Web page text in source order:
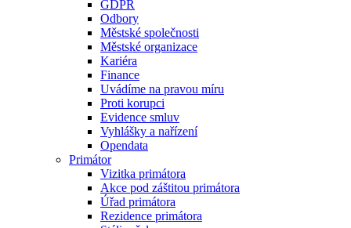
GDPR
Odbory
Městské společnosti
Městské organizace
Kariéra
Finance
Uvádíme na pravou míru
Proti korupci
Evidence smluv
Vyhlášky a nařízení
Opendata
Primátor
Vizitka primátora
Akce pod záštitou primátora
Úřad primátora
Rezidence primátora